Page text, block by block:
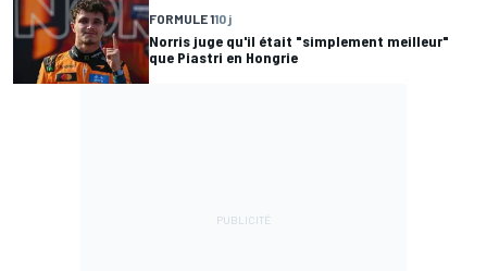
FORMULE 110 j
Norris juge qu'il était "simplement meilleur"
que Piastri en Hongrie